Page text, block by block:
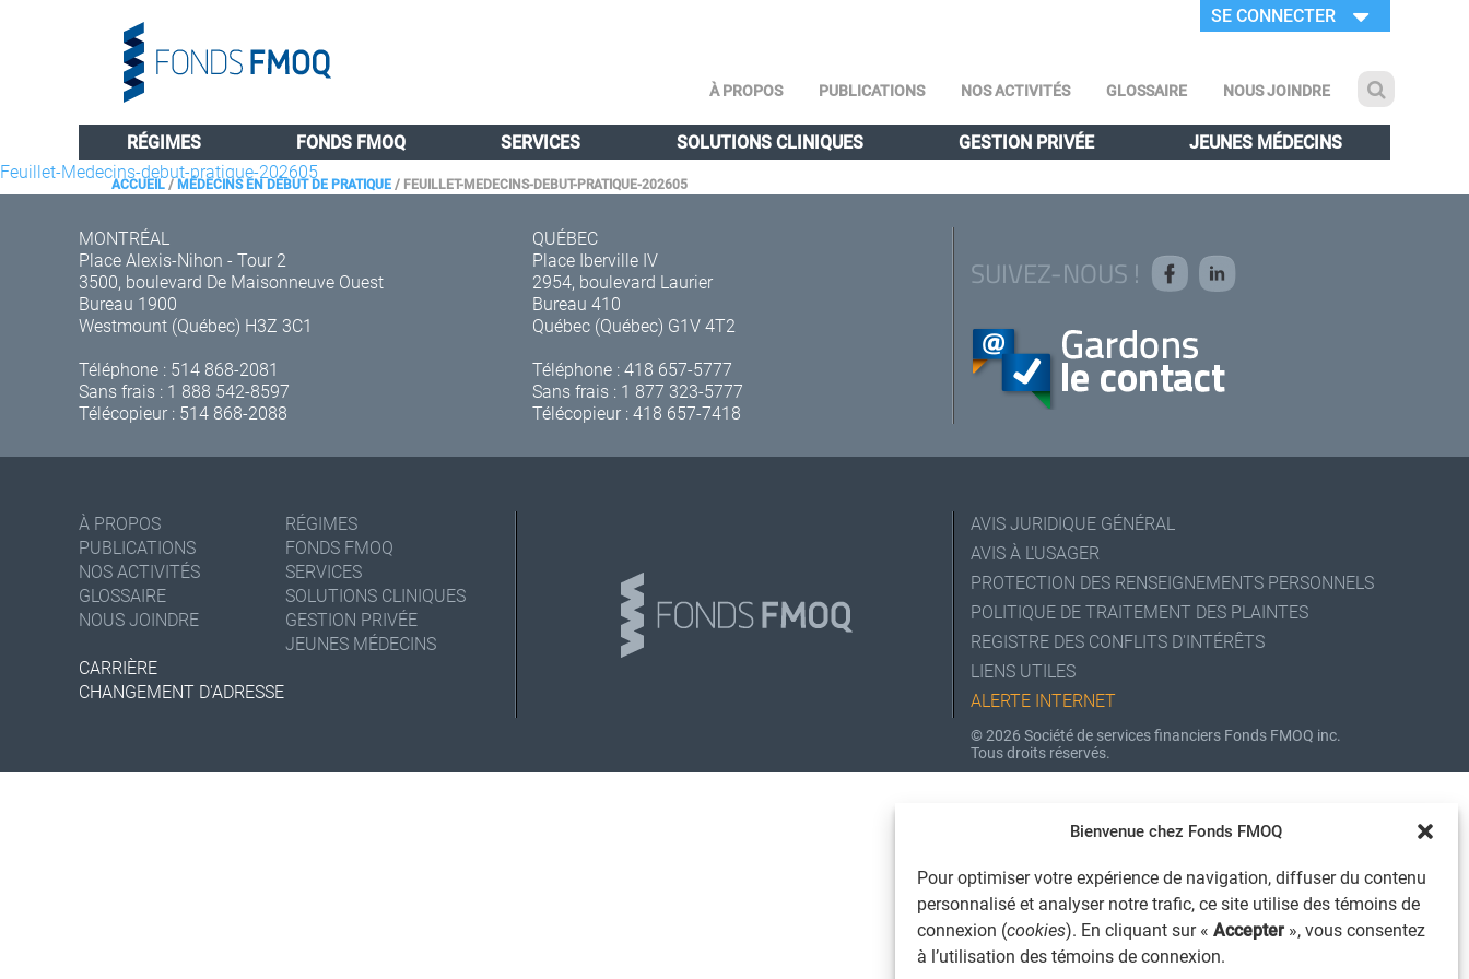
Bienvenue chez Fonds FMOQ
Pour optimiser votre expérience de navigation, diffuser du contenu
personnalisé et analyser notre trafic, ce site utilise des témoins de
connexion (cookies). En cliquant sur « Accepter », vous consentez
à l’utilisation des témoins de connexion.
SE CONNECTER
À PROPOS PUBLICATIONS NOS ACTIVITÉS GLOSSAIRE NOUS JOINDRE
RÉGIMES FONDS FMOQ SERVICES SOLUTIONS CLINIQUES GESTION PRIVÉE JEUNES MÉDECINS
ACCUEIL/MÉDECINS EN DÉBUT DE PRATIQUE/ FEUILLET-MEDECINS-DEBUT-PRATIQUE-202605
Feuillet-Medecins-debut-pratique-202605
MONTRÉAL
Place Alexis-Nihon - Tour 2
3500, boulevard De Maisonneuve Ouest
Bureau 1900
Westmount (Québec) H3Z 3C1
Téléphone : 514 868-2081
Sans frais : 1 888 542-8597
Télécopieur : 514 868-2088
QUÉBEC
Place Iberville IV
2954, boulevard Laurier
Bureau 410
Québec (Québec) G1V 4T2
Téléphone :418 657-5777
Sans frais : 1 877 323-5777
Télécopieur : 418 657-7418
SUIVEZ-NOUS !
À PROPOS
PUBLICATIONS
NOS ACTIVITÉS
GLOSSAIRE
NOUS JOINDRE
RÉGIMES
FONDS FMOQ
SERVICES
SOLUTIONS CLINIQUES
GESTION PRIVÉE
JEUNES MÉDECINS
CARRIÈRE
CHANGEMENT D'ADRESSE
AVIS JURIDIQUE GÉNÉRAL
AVIS À L'USAGER
PROTECTION DES RENSEIGNEMENTS PERSONNELS
POLITIQUE DE TRAITEMENT DES PLAINTES
REGISTRE DES CONFLITS D'INTÉRÊTS
LIENS UTILES
ALERTE INTERNET
© 2026 Société de services financiers Fonds FMOQ inc.
Tous droits réservés.